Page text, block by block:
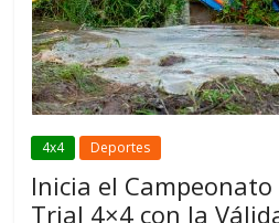
4x4 Deportes
Inicia el
Trial 4×4 con la